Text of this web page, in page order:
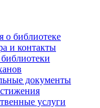
о библиотеке
и контакты
документы
услуги